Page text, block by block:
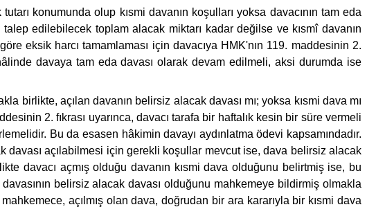
konumunda olup kısmi davanın koşulları yoksa davacının tam eda
edilebilecek toplam alacak miktarı kadar değilse ve kısmî davanın
eksik harcı tamamlaması için davacıya HMK'nın 119. maddesinin 2.
davaya tam eda davası olarak devam edilmeli, aksi durumda ise
birlikte, açılan davanın belirsiz alacak davası mı; yoksa kısmi dava mı
2. fıkrası uyarınca, davacı tarafa bir haftalık kesin bir süre vermeli
Bu da esasen hâkimin davayı aydınlatma ödevi kapsamındadır.
davası açılabilmesi için gerekli koşullar mevcut ise, dava belirsiz alacak
davacı açmış olduğu davanın kısmi dava olduğunu belirtmiş ise, bu
belirsiz alacak davası olduğunu mahkemeye bildirmiş olmakla
açılmış olan dava, doğrudan bir ara kararıyla bir kısmi dava